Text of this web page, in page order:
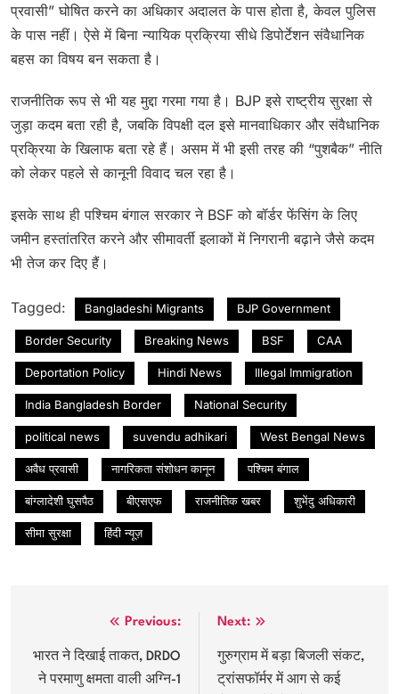
प्रवासी” घोषित करने का अधिकार अदालत के पास होता है, केवल पुलिस
के पास नहीं। ऐसे में बिना न्यायिक प्रक्रिया सीधे डिपोर्टेशन संवैधानिक
बहस का विषय बन सकता है।
राजनीतिक रूप से भी यह मुद्दा गरमा गया है। BJP इसे राष्ट्रीय सुरक्षा से
जुड़ा कदम बता रही है, जबकि विपक्षी दल इसे मानवाधिकार और संवैधानिक
प्रक्रिया के खिलाफ बता रहे हैं। असम में भी इसी तरह की “पुशबैक” नीति
को लेकर पहले से कानूनी विवाद चल रहा है।
इसके साथ ही पश्चिम बंगाल सरकार ने BSF को बॉर्डर फेंसिंग के लिए
जमीन हस्तांतरित करने और सीमावर्ती इलाकों में निगरानी बढ़ाने जैसे कदम
भी तेज कर दिए हैं।
Tagged: Bangladeshi Migrants BJP Government
Border Security Breaking News BSF CAA
Deportation Policy Hindi News Illegal Immigration
India Bangladesh Border National Security
political news suvendu adhikari West Bengal News
अवैध प्रवासी नागरिकता संशोधन कानून पश्चिम बंगाल
बांग्लादेशी घुसपैठ बीएसएफ राजनीतिक खबर शुभेंदु अधिकारी
सीमा सुरक्षा हिंदी न्यूज़
navigation
Previous:
भारत ने दिखाई ताकत, DRDO
ने परमाणु क्षमता वाली अग्नि-1
Next:
गुरुग्राम में बड़ा बिजली संकट,
ट्रांसफॉर्मर में आग से कई